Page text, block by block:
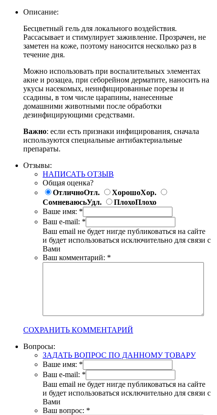
Описание:
Бесцветный гель для локального воздействия.
Рассасывает и стимулирует заживление. Прозрачен, не
заметен на коже, поэтому наносится несколько раз в
течение дня.
Можно использовать при воспалительных элементах
акне и розацеа, при себорейном дерматите, наносить на
укусы насекомых, неинфицированные порезы и
ссадины, в том числе царапины, нанесенные
домашними животными после обработки
дезинфицирующими средствами.
Важно: если есть признаки инфицирования, сначала
используются специальные антибактериальные
препараты.
Отзывы:
НАПИСАТЬ ОТЗЫВ
Общая оценка?
ОтличноОтл. ХорошоХор.
СомневаюсьУдл. ПлохоПлохо
Ваше имя: *
Ваш e-mail: *
Ваш email не будет нигде публиковаться на сайте
и будет использоваться исключительно для связи с
Вами
Ваш комментарий: *
СОХРАНИТЬ КОММЕНТАРИЙ
Вопросы:
ЗАДАТЬ ВОПРОС ПО ДАННОМУ ТОВАРУ
Ваше имя: *
Ваш e-mail: *
Ваш email не будет нигде публиковаться на сайте
и будет использоваться исключительно для связи с
Вами
Ваш вопрос: *